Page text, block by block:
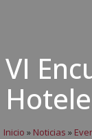
VI
Inicio » Noticias »